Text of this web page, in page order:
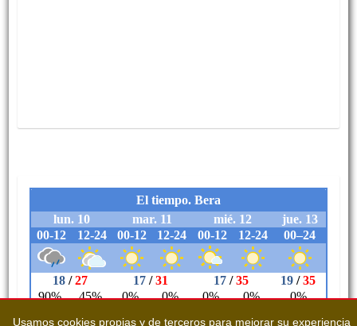
Usamos cookies propias y de terceros para mejorar su experiencia